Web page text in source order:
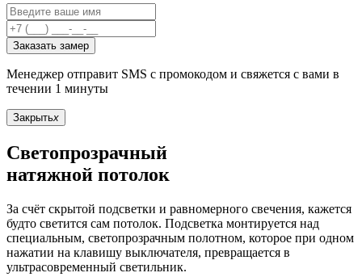
Заказать замер
Менеджер отправит SMS с промокодом и свяжется с вами в
течении 1 минуты
Закрытьx
Светопрозрачный
натяжной потолок
За счёт скрытой подсветки и равномерного свечения, кажется
будто светится сам потолок. Подсветка монтируется над
специальным, светопрозрачным полотном, которое при одном
нажатии на клавишу выключателя, превращается в
ультрасовременный светильник.